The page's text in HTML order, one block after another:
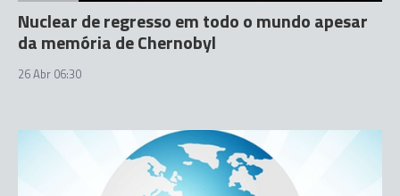
Nuclear de regresso em todo o mundo apesar
da memória de Chernobyl
26 Abr 06:30